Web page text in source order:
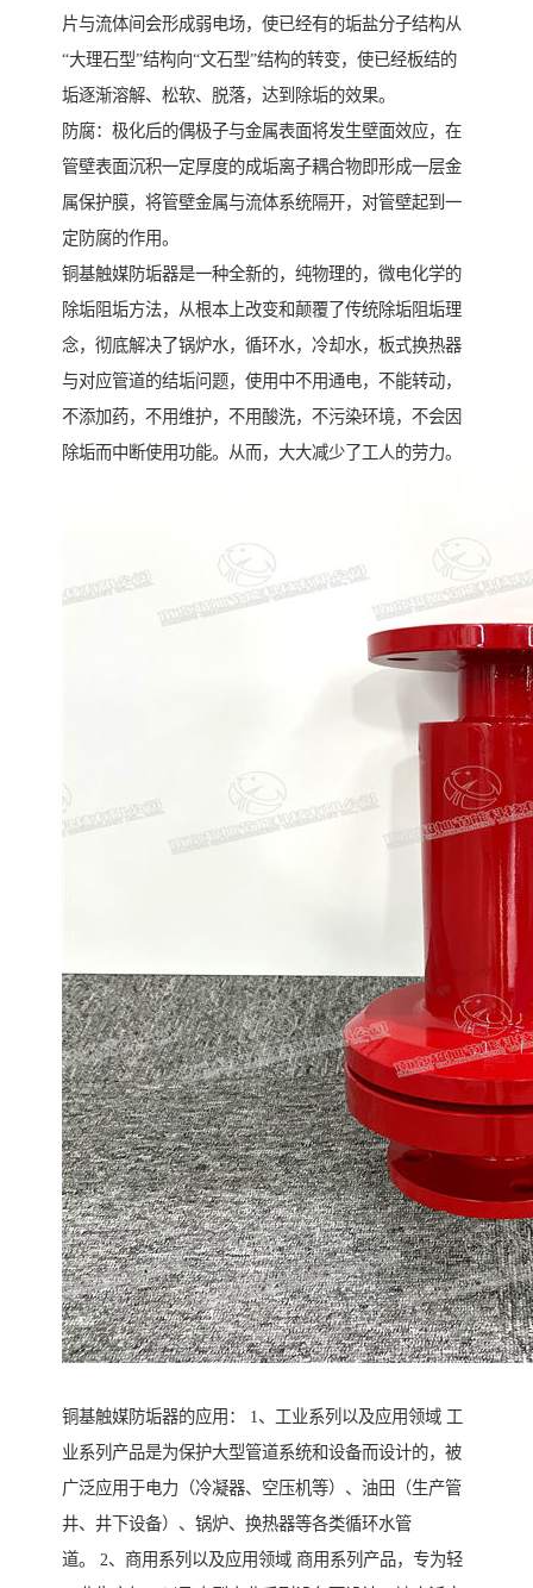
片与流体间会形成弱电场，使已经有的垢盐分子结构从
“大理石型”结构向“文石型”结构的转变，使已经板结的
垢逐渐溶解、松软、脱落，达到除垢的效果。
防腐：极化后的偶极子与金属表面将发生壁面效应，在
管壁表面沉积一定厚度的成垢离子耦合物即形成一层金
属保护膜，将管壁金属与流体系统隔开，对管壁起到一
定防腐的作用。
铜基触媒防垢器是一种全新的，纯物理的，微电化学的
除垢阻垢方法，从根本上改变和颠覆了传统除垢阻垢理
念，彻底解决了锅炉水，循环水，冷却水，板式换热器
与对应管道的结垢问题，使用中不用通电，不能转动，
不添加药，不用维护，不用酸洗，不污染环境，不会因
除垢而中断使用功能。从而，大大减少了工人的劳力。
铜基触媒防垢器的应用： 1、工业系列以及应用领域 工
业系列产品是为保护大型管道系统和设备而设计的，被
广泛应用于电力（冷凝器、空压机等）、油田（生产管
井、井下设备）、锅炉、换热器等各类循环水管
道。 2、商用系列以及应用领域 商用系列产品，专为轻